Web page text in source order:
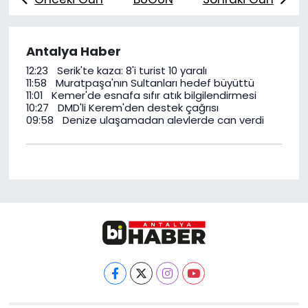
Antalya Haber
12:23
Serik'te kaza: 8'i turist 10 yaralı
11:58
Muratpaşa'nın Sultanları hedef büyüttü
11:01
Kemer'de esnafa sıfır atık bilgilendirmesi
10:27
DMD'li Kerem'den destek çağrısı
09:58
Denize ulaşamadan alevlerde can verdi
Teknoloji
Resmi İlanlar
Yaşam
Künye
Gizlilik Sözleşmesi